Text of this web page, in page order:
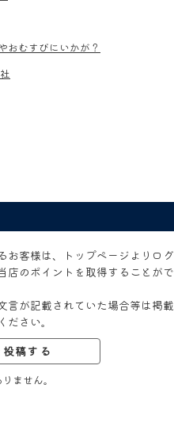
おむすびにいかが？
客様は、トップページよりログ
店のポイントを取得することがで
が記載されていた場合等は掲載
さい。
稿する
ません。